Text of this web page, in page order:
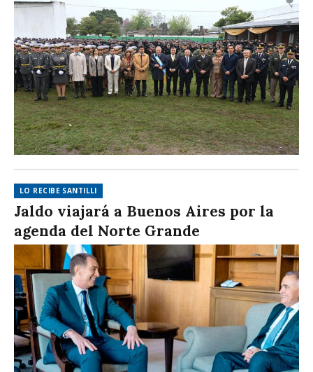
LO RECIBE SANTILLI
Jaldo viajará a Buenos Aires por la
agenda del Norte Grande